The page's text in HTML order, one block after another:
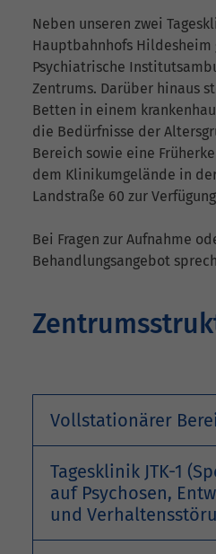
Neben unseren zwei
Hauptbahnhofs Hildesheim
Psychiatrische
Zentrums. Darüber hinaus
Betten in einem
die Bedürfnisse der
Bereich sowie eine
dem Klinikumgelände in
Landstraße 60 zur
Bei Fragen zur Aufnahme
Behandlungsangebot
Vollstationärer
Tagesklinik JTK-1
auf Psychosen,
und